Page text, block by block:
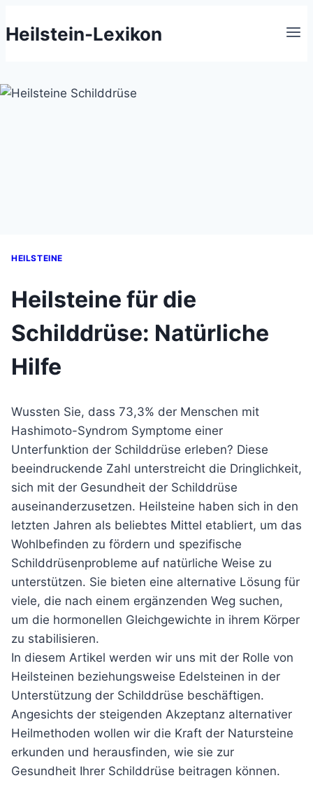
Inhalt
Heilstein-Lexikon
HEILSTEINE
Heilsteine für die
Schilddrüse: Natürliche
Hilfe
Wussten Sie, dass 73,3% der Menschen mit
Hashimoto-Syndrom Symptome einer
Unterfunktion der Schilddrüse erleben? Diese
beeindruckende Zahl unterstreicht die Dringlichkeit,
sich mit der Gesundheit der Schilddrüse
auseinanderzusetzen. Heilsteine haben sich in den
letzten Jahren als beliebtes Mittel etabliert, um das
Wohlbefinden zu fördern und spezifische
Schilddrüsenprobleme auf natürliche Weise zu
unterstützen. Sie bieten eine alternative Lösung für
viele, die nach einem ergänzenden Weg suchen,
um die hormonellen Gleichgewichte in ihrem Körper
zu stabilisieren.
In diesem Artikel werden wir uns mit der Rolle von
Heilsteinen beziehungsweise Edelsteinen in der
Unterstützung der Schilddrüse beschäftigen.
Angesichts der steigenden Akzeptanz alternativer
Heilmethoden wollen wir die Kraft der Natursteine
erkunden und herausfinden, wie sie zur
Gesundheit Ihrer Schilddrüse beitragen können.